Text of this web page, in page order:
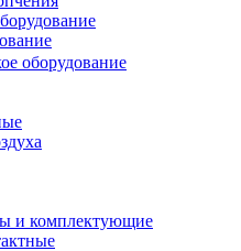
оборудование
и комплектующие